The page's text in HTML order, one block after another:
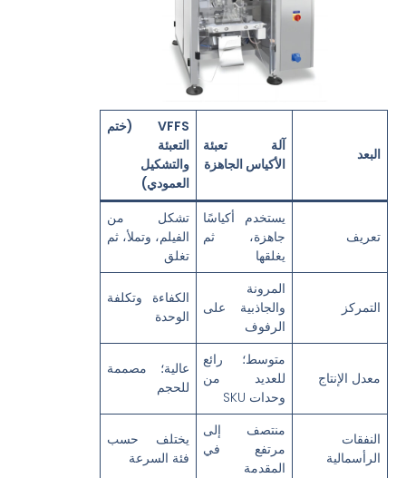
البعد
آلة تعبئة
الأكياس الجاهزة
VFFS (ختم
التعبئة
والتشكيل
العمودي)
تعريف
يستخدم أكياسًا
جاهزة، ثم
يغلقها
تشكل من
الفيلم، وتملأ، ثم
تغلق
التمركز
المرونة
والجاذبية على
الرفوف
الكفاءة وتكلفة
الوحدة
معدل الإنتاج
متوسط؛ رائع
للعديد من
وحدات SKU
عالية؛ مصممة
للحجم
النفقات
الرأسمالية
منتصف إلى
مرتفع في
المقدمة
يختلف حسب
فئة السرعة